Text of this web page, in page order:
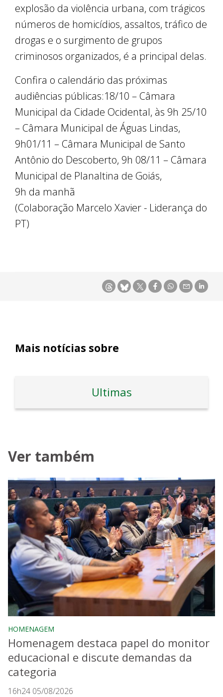
explosão da violência urbana, com trágicos
números de homicídios, assaltos, tráfico de
drogas e o surgimento de grupos
criminosos organizados, é a principal delas.
Confira o calendário das próximas
audiências públicas:18/10 – Câmara
Municipal da Cidade Ocidental, às 9h 25/10
– Câmara Municipal de Águas Lindas,
9h01/11 – Câmara Municipal de Santo
Antônio do Descoberto, 9h 08/11 – Câmara
Municipal de Planaltina de Goiás,
9h da manhã
(Colaboração Marcelo Xavier - Liderança do
PT)
Mais notícias sobre
Ultimas
Ver também
HOMENAGEM
Homenagem destaca papel do monitor
educacional e discute demandas da
categoria
16h24 05/08/2026